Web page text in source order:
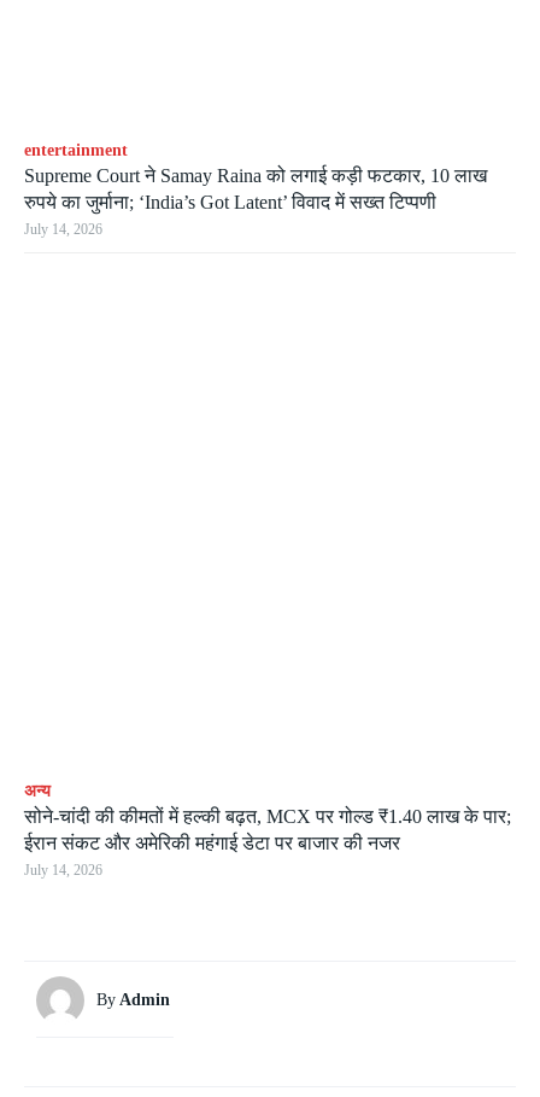
entertainment
Supreme Court ने Samay Raina को लगाई कड़ी फटकार, 10 लाख
रुपये का जुर्माना; ‘India’s Got Latent’ विवाद में सख्त टिप्पणी
July 14, 2026
अन्य
सोने-चांदी की कीमतों में हल्की बढ़त, MCX पर गोल्ड ₹1.40 लाख के पार;
ईरान संकट और अमेरिकी महंगाई डेटा पर बाजार की नजर
July 14, 2026
By Admin